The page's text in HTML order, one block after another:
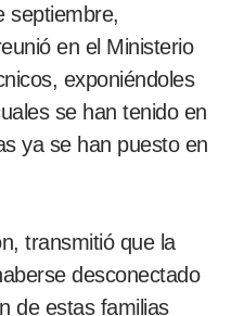
septiembre,
en el Ministerio
exponiéndoles
se han tenido en
ya se han puesto en
transmitió que la
desconectado
de estas familias